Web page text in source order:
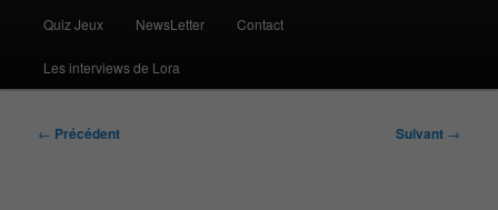
Quiz Jeux NewsLetter Contact
Les interviews de Lora
Navigation
← Précédent Suivant →